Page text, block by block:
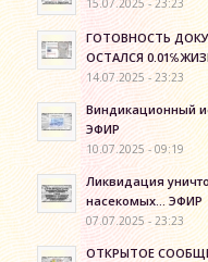
ГОТОВНОСТЬ
ОСТАЛСЯ
14.07.2025 - 23:23
Виндикационный
ЭФИР
10.07.2025 - 09:19
Ликвидация
насекомых… ЭФИР
07.07.2025 - 23:23
ОТКРЫТОЕ